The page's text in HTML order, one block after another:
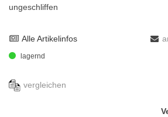
ungeschliffen
Alle Artikelinfos
lagernd
vergleichen